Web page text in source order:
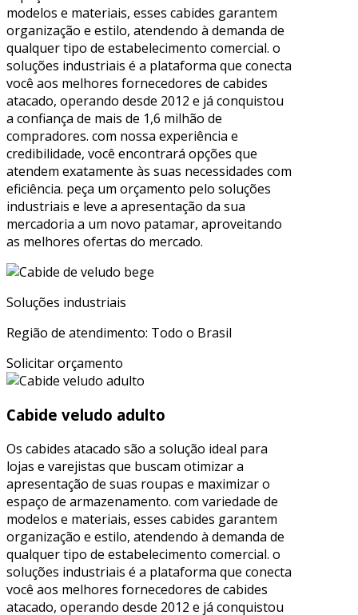
modelos e materiais, esses cabides garantem
organização e estilo, atendendo à demanda de
qualquer tipo de estabelecimento comercial. o
soluções industriais é a plataforma que conecta
você aos melhores fornecedores de cabides
atacado, operando desde 2012 e já conquistou
a confiança de mais de 1,6 milhão de
compradores. com nossa experiência e
credibilidade, você encontrará opções que
atendem exatamente às suas necessidades com
eficiência. peça um orçamento pelo soluções
industriais e leve a apresentação da sua
mercadoria a um novo patamar, aproveitando
as melhores ofertas do mercado.
Soluções industriais
Região de atendimento: Todo o Brasil
Solicitar orçamento
Cabide veludo adulto
Os cabides atacado são a solução ideal para
lojas e varejistas que buscam otimizar a
apresentação de suas roupas e maximizar o
espaço de armazenamento. com variedade de
modelos e materiais, esses cabides garantem
organização e estilo, atendendo à demanda de
qualquer tipo de estabelecimento comercial. o
soluções industriais é a plataforma que conecta
você aos melhores fornecedores de cabides
atacado, operando desde 2012 e já conquistou